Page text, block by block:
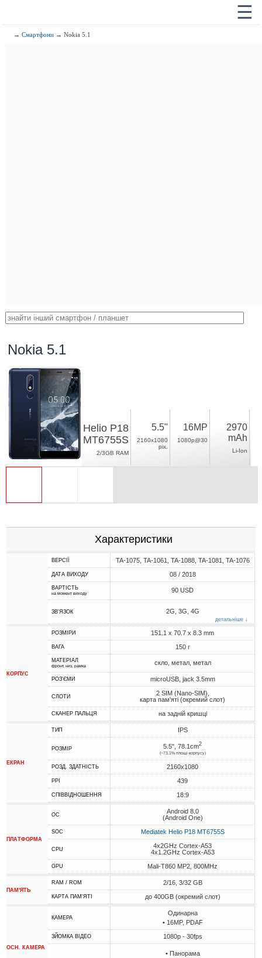
☰
→Смартфони → Nokia 5.1
Nokia 5.1
Helio P18
MT6755S
2/3GB RAM
5.5"
2160x1080
pix.
16MP
1080p@30
2970
mAh
Li-Ion
Характеристики
ВЕРСІЇ TA-1075, TA-1061, TA-1088, TA-1081, TA-1076
ДАТА ВИХОДУ 08 / 2018
ВАРТІСТЬ
на момент виходу 90 USD
ЗВ'ЯЗОК 2G, 3G, 4G
детальніше ↓
КОРПУС
РОЗМІРИ 151.1 x 70.7 x 8.3 mm
ВАГА 150 г
МАТЕРІАЛ
фронт, низ, рамка скло, метал, метал
РОЗ'ЄМИ microUSB, jack 3.5mm
СЛОТИ
2 SIM (Nano-SIM),
карта пам'яті (окремий слот)
СКАНЕР ПАЛЬЦЯ на задній кришці
ЕКРАН
ТИП IPS
РОЗМІР 5.5", 78.1cm2
(~73.1% площі корпусу)
РОЗД. ЗДАТНІСТЬ 2160x1080
PPI 439
СПІВВІДНОШЕННЯ 18:9
ПЛАТФОРМА
ОС
Android 8.0
(Android One)
SOC Mediatek Helio P18 MT6755S
CPU
4x2GHz Cortex-A53
4x1.2GHz Cortex-A53
GPU Mali-T860 MP2, 800MHz
ПАМ'ЯТЬ
RAM / ROM 2/16, 3/32 GB
КАРТА ПАМ'ЯТІ до 400GB (окремий слот)
ОСН. КАМЕРА
КАМЕРА
Одинарна
• 16MP, PDAF
ЗЙОМКА ВІДЕО 1080p - 30fps
• Панорама